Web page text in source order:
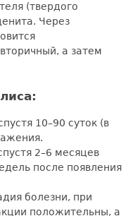
(твердого
Через
а затем
10–90 суток (в
2–6 месяцев
после появления
болезни, при
положительны, а